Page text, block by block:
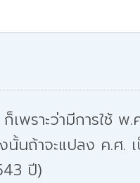
พราะว่ามีการใช้ พ.
นถ้าจะแปลง ค.ศ.
ปี)